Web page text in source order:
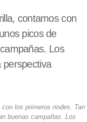
contamos con
picos de
Los
perspectiva
los primeros rindes. Tan
buenas campañas. Los